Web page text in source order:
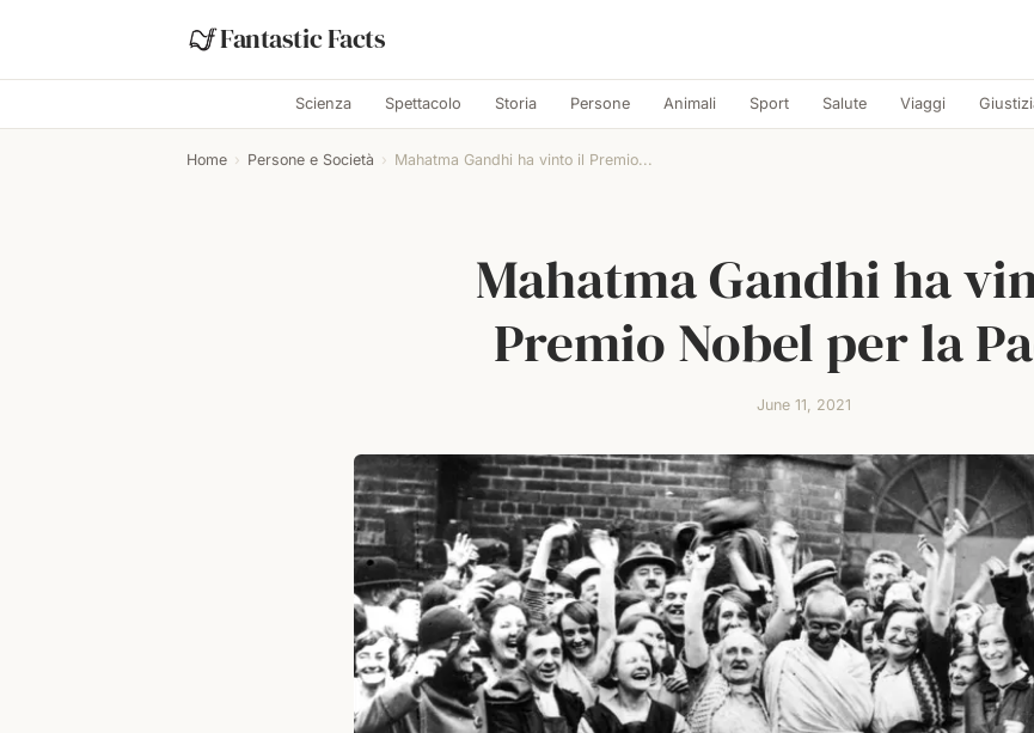
Fantastic Facts
Scienza Spettacolo Storia Persone Animali Sport Salute Viaggi
Home › Persone e Società › Mahatma Gandhi ha vinto il Premio...
Mahatma Gandhi ha
Premio Nobel per la
June 11, 2021